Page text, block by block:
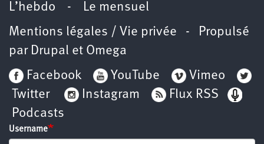
L’hebdo - Le mensuel
Mentions légales / Vie privée - Propulsé
par Drupal et Omega
Facebook
YouTube
Vimeo
Twitter
Instagram
Flux RSS
Podcasts
Username